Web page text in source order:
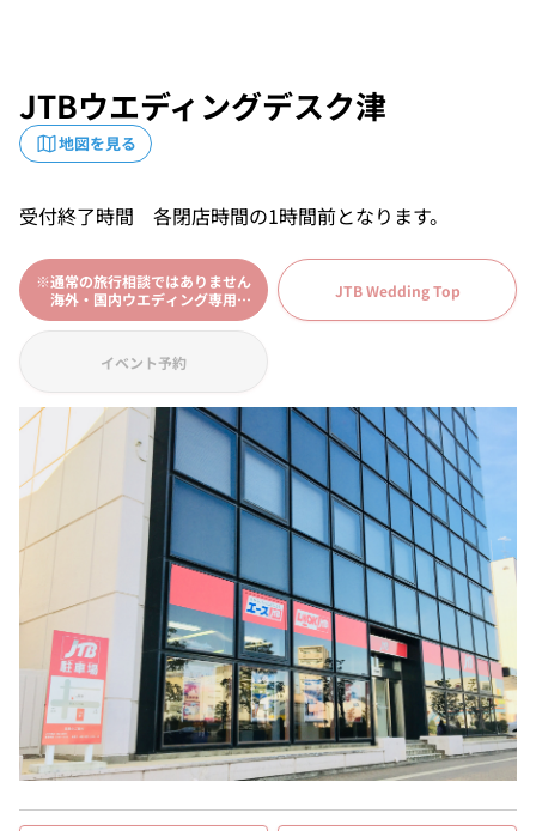
JTBウエディングデスク津
地図を見る
受付終了時間 各閉店時間の1時間前となります。
※通常の旅行相談ではありません
海外・国内ウエディング専用
海外・国内ウエディングフォト専
用
＜相談予約＞
JTB Wedding Top
イベント予約